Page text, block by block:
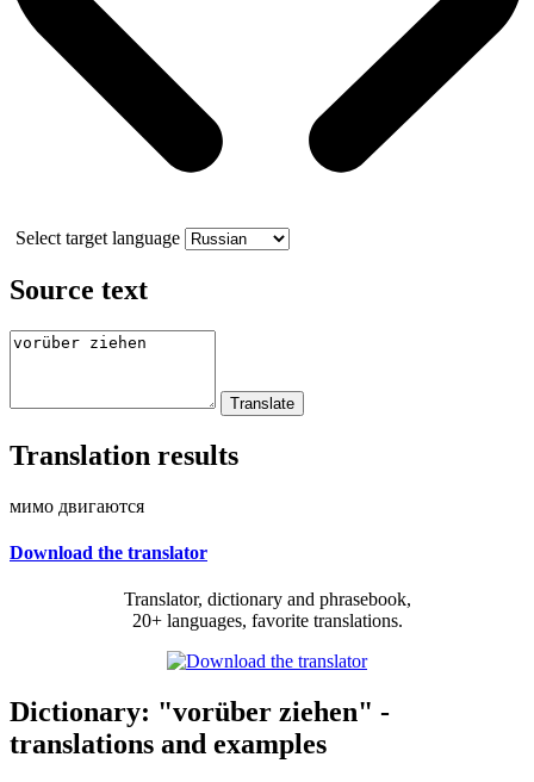
Select target language
Source text
Translation results
мимо двигаются
Download the translator
Translator, dictionary and phrasebook,
20+ languages, favorite translations.
Dictionary: "vorüber ziehen" -
translations and examples